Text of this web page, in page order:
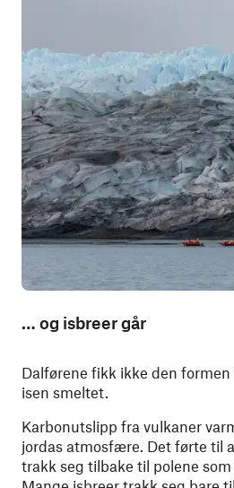
… og isbreer går
Dalførene fikk ikke den
isen smeltet.
Karbonutslipp fra vulkaner
jordas atmosfære. Det førte til
trakk seg tilbake til polene som